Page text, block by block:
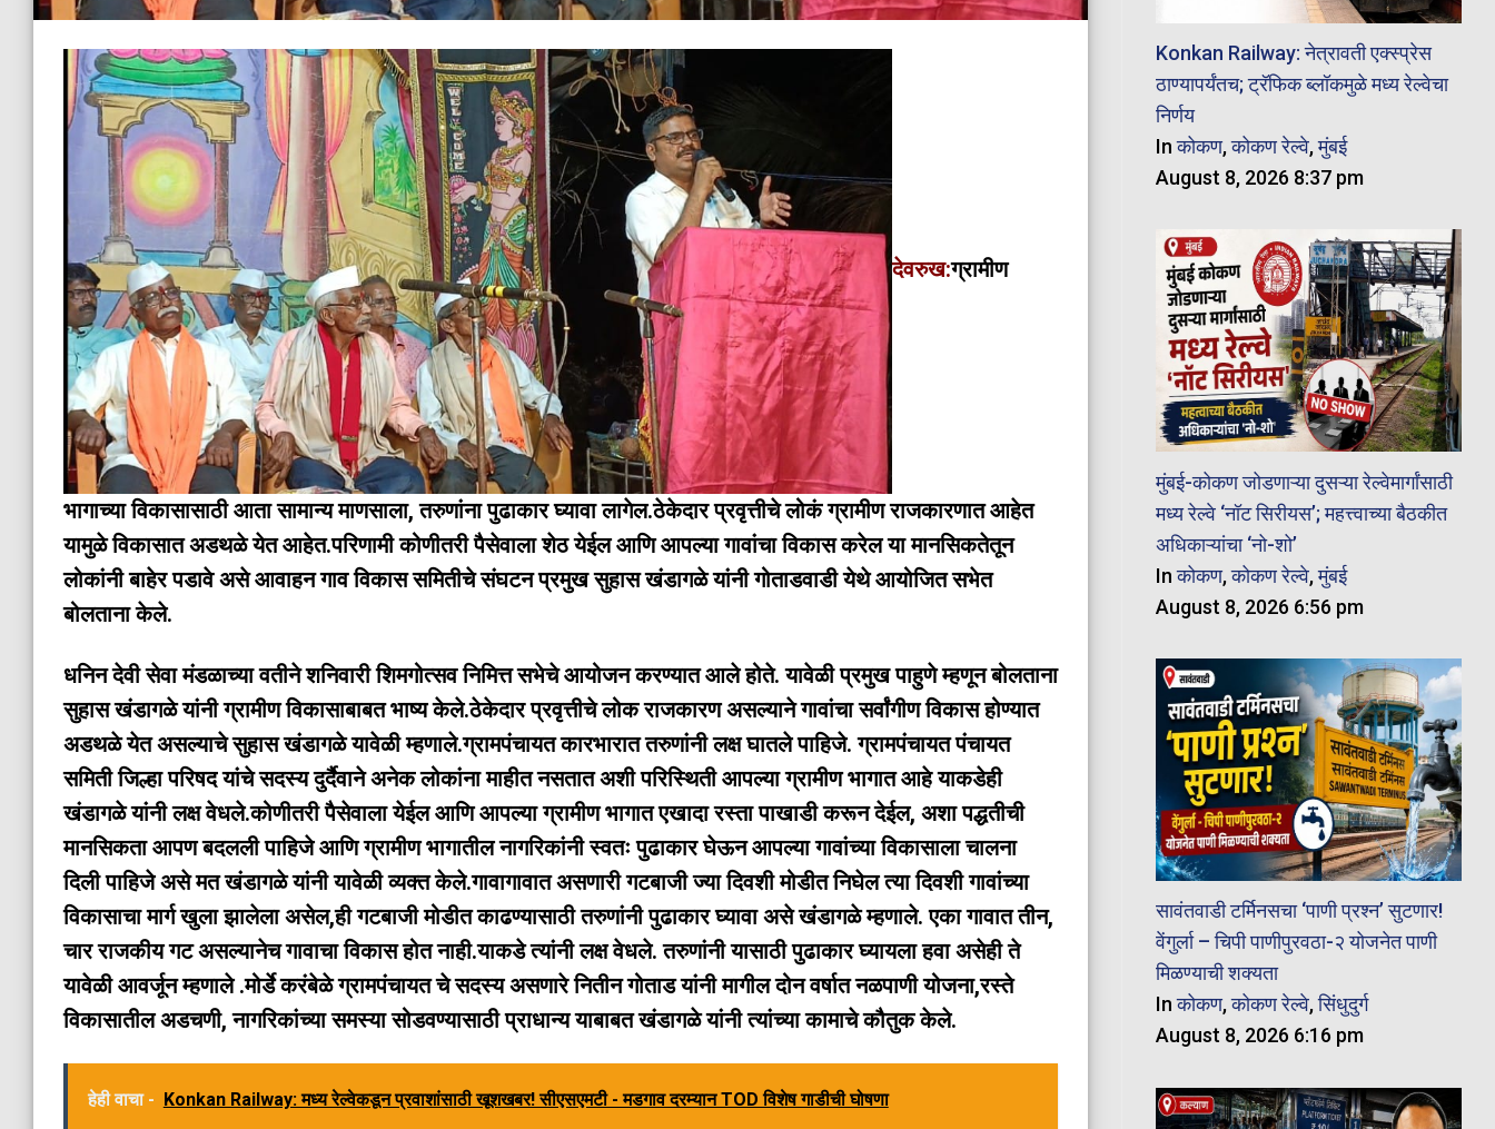
देवरुख:ग्रामीण
भागाच्या विकासासाठी आता सामान्य माणसाला, तरुणांना पुढाकार घ्यावा लागेल.ठेकेदार प्रवृत्तीचे लोकं ग्रामीण राजकारणात आहेत
यामुळे विकासात अडथळे येत आहेत.परिणामी कोणीतरी पैसेवाला शेठ येईल आणि आपल्या गावांचा विकास करेल या मानसिकतेतून
लोकांनी बाहेर पडावे असे आवाहन गाव विकास समितीचे संघटन प्रमुख सुहास खंडागळे यांनी गोताडवाडी येथे आयोजित सभेत
बोलताना केले.
धनिन देवी सेवा मंडळाच्या वतीने शनिवारी शिमगोत्सव निमित्त सभेचे आयोजन करण्यात आले होते. यावेळी प्रमुख पाहुणे म्हणून बोलताना
सुहास खंडागळे यांनी ग्रामीण विकासाबाबत भाष्य केले.ठेकेदार प्रवृत्तीचे लोक राजकारण असल्याने गावांचा सर्वांगीण विकास होण्यात
अडथळे येत असल्याचे सुहास खंडागळे यावेळी म्हणाले.ग्रामपंचायत कारभारात तरुणांनी लक्ष घातले पाहिजे. ग्रामपंचायत पंचायत
समिती जिल्हा परिषद यांचे सदस्य दुर्दैवाने अनेक लोकांना माहीत नसतात अशी परिस्थिती आपल्या ग्रामीण भागात आहे याकडेही
खंडागळे यांनी लक्ष वेधले.कोणीतरी पैसेवाला येईल आणि आपल्या ग्रामीण भागात एखादा रस्ता पाखाडी करून देईल, अशा पद्धतीची
मानसिकता आपण बदलली पाहिजे आणि ग्रामीण भागातील नागरिकांनी स्वतः पुढाकार घेऊन आपल्या गावांच्या विकासाला चालना
दिली पाहिजे असे मत खंडागळे यांनी यावेळी व्यक्त केले.गावागावात असणारी गटबाजी ज्या दिवशी मोडीत निघेल त्या दिवशी गावांच्या
विकासाचा मार्ग खुला झालेला असेल,ही गटबाजी मोडीत काढण्यासाठी तरुणांनी पुढाकार घ्यावा असे खंडागळे म्हणाले. एका गावात तीन,
चार राजकीय गट असल्यानेच गावाचा विकास होत नाही.याकडे त्यांनी लक्ष वेधले. तरुणांनी यासाठी पुढाकार घ्यायला हवा असेही ते
यावेळी आवर्जून म्हणाले .मोर्डे करंबेळे ग्रामपंचायत चे सदस्य असणारे नितीन गोताड यांनी मागील दोन वर्षात नळपाणी योजना,रस्ते
विकासातील अडचणी, नागरिकांच्या समस्या सोडवण्यासाठी प्राधान्य याबाबत खंडागळे यांनी त्यांच्या कामाचे कौतुक केले.
हेही वाचा - Konkan Railway: मध्य रेल्वेकडून प्रवाशांसाठी खूशखबर! सीएसएमटी - मडगाव दरम्यान TOD विशेष गाडीची घोषणा
Konkan Railway: नेत्रावती एक्स्प्रेस
ठाण्यापर्यंतच; ट्रॅफिक ब्लॉकमुळे मध्य रेल्वेचा
निर्णय
Inकोकण,कोकण रेल्वे,मुंबई
August 8, 2026 8:37 pm
मुंबई-कोकण जोडणाऱ्या दुसऱ्या रेल्वेमार्गांसाठी
मध्य रेल्वे ‘नॉट सिरीयस’; महत्त्वाच्या बैठकीत
अधिकाऱ्यांचा ‘नो-शो’
Inकोकण,कोकण रेल्वे,मुंबई
August 8, 2026 6:56 pm
सावंतवाडी टर्मिनसचा ‘पाणी प्रश्न’ सुटणार!
वेंगुर्ला – चिपी पाणीपुरवठा-२ योजनेत पाणी
मिळण्याची शक्यता
Inकोकण,कोकण रेल्वे,सिंधुदुर्ग
August 8, 2026 6:16 pm